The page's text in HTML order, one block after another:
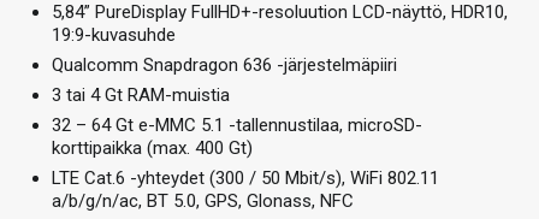
5,84” PureDisplay FullHD+-resoluution LCD-näyttö, HDR10,
19:9-kuvasuhde
Qualcomm Snapdragon 636 -järjestelmäpiiri
3 tai 4 Gt RAM-muistia
32 – 64 Gt e-MMC 5.1 -tallennustilaa, microSD-
korttipaikka (max. 400 Gt)
LTE Cat.6 -yhteydet (300 / 50 Mbit/s), WiFi 802.11
a/b/g/n/ac, BT 5.0, GPS, Glonass, NFC